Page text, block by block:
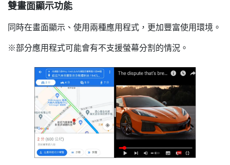
雙畫面顯示功能
同時在畫面顯示、使用兩種應用程式，更加豐富使用環境。
※部分應用程式可能會有不支援螢幕分割的情況。